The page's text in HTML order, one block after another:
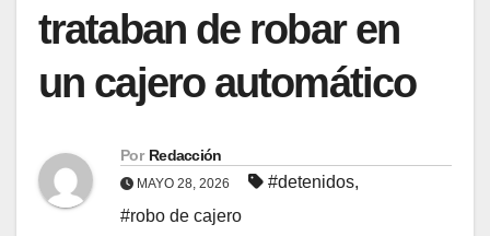
trataban de robar en
un cajero automático
Por Redacción
MAYO 28, 2026 #detenidos,
#robo de cajero